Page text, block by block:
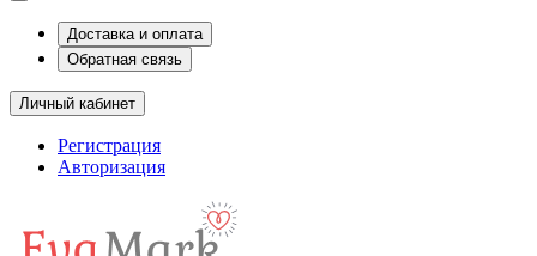
Доставка и оплата
Обратная связь
Личный кабинет
Регистрация
Авторизация